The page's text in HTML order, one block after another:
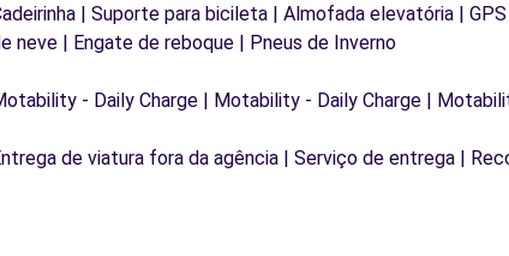
| Suporte para bicileta | Almofada elevatória |
neve | Engate de reboque | Pneus de Inverno
- Daily Charge | Motability - Daily Charge |
de viatura fora da agência | Serviço de entrega |